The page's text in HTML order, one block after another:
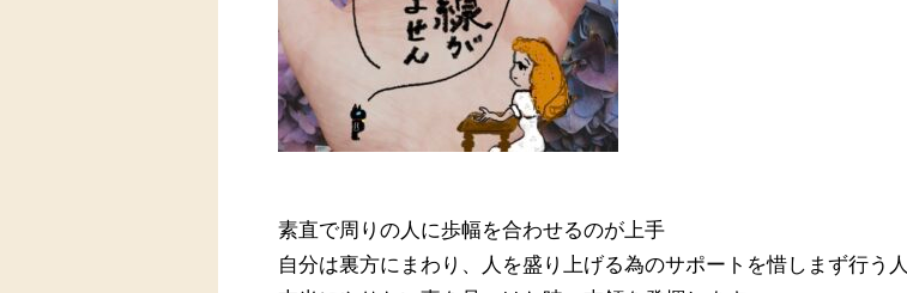
素直で周りの人に歩幅を合わせるのが上手
自分は裏方にまわり、人を盛り上げる為のサポートを惜しまず行う人